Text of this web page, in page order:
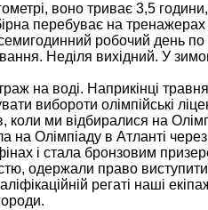
воно триває 3,5
перебуває на тренажерах
робочий день по
Неділя вихідний. У
на воді. Наприкінці
вибороти олімпійські
коли ми відбиралися на
Олімпіаду в Атланті
і стала бронзовим
одержали право
регаті наші